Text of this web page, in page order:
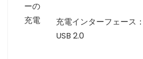
ーの
充電
充電インターフェース
USB 2.0